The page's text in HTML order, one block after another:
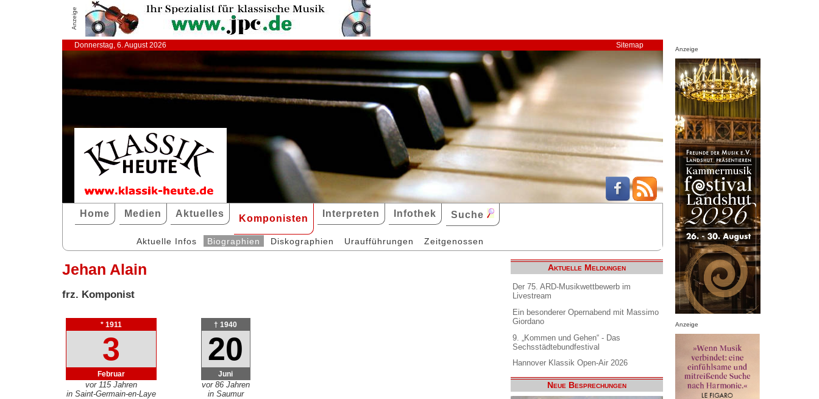
Anzeige
Donnerstag, 6. August 2026 Sitemap
Home Medien Aktuelles Komponisten Interpreten Infothek Suche
Aktuelle Infos Biographien Diskographien Uraufführungen Zeitgenossen
Jehan Alain
frz. Komponist
* 1911
3
Februar
vor 115 Jahren
in Saint-Germain-en-Laye
† 1940
20
Juni
vor 86 Jahren
in Saumur
Aktuelle Meldungen
Der 75. ARD-Musikwettbewerb im
Livestream
Ein besonderer Opernabend mit Massimo
Giordano
9. „Kommen und Gehen“ - Das
Sechsstädtebundfestival
Hannover Klassik Open-Air 2026
Neue Besprechungen
Anzeige
Anzeige